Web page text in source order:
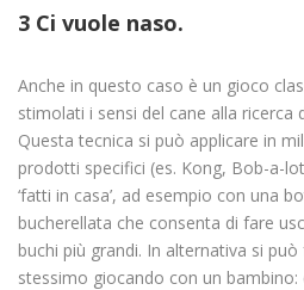
3 Ci vuole naso.
Anche in questo caso è un gioco
stimolati i sensi del cane alla ricerca
Questa tecnica si può applicare in
prodotti specifici (es. Kong, Bob-a-
‘fatti in casa’, ad esempio con una
bucherellata che consenta di fare
buchi più grandi. In alternativa si
stessimo giocando con un